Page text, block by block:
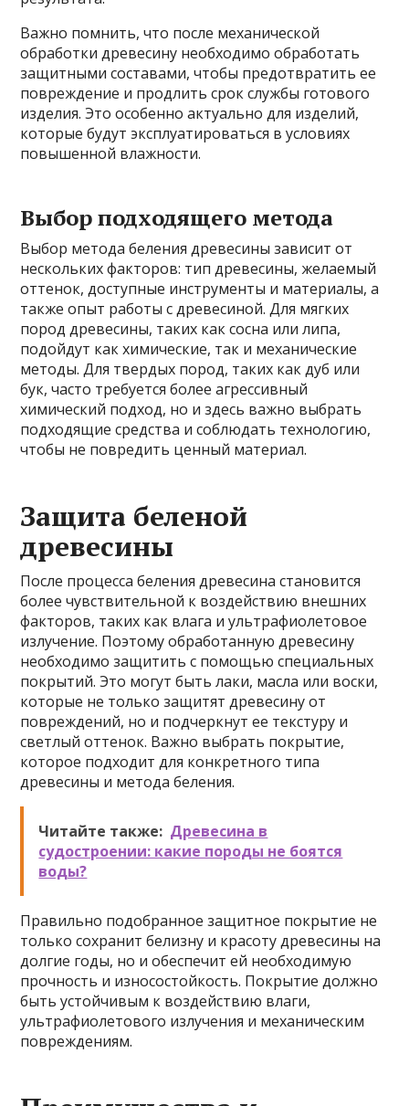
Важно помнить, что после механической
обработки древесину необходимо обработать
защитными составами, чтобы предотвратить ее
повреждение и продлить срок службы готового
изделия. Это особенно актуально для изделий,
которые будут эксплуатироваться в условиях
повышенной влажности.
Выбор подходящего метода
Выбор метода беления древесины зависит от
нескольких факторов: тип древесины, желаемый
оттенок, доступные инструменты и материалы, а
также опыт работы с древесиной. Для мягких
пород древесины, таких как сосна или липа,
подойдут как химические, так и механические
методы. Для твердых пород, таких как дуб или
бук, часто требуется более агрессивный
химический подход, но и здесь важно выбрать
подходящие средства и соблюдать технологию,
чтобы не повредить ценный материал.
Защита беленой
древесины
После процесса беления древесина становится
более чувствительной к воздействию внешних
факторов, таких как влага и ультрафиолетовое
излучение. Поэтому обработанную древесину
необходимо защитить с помощью специальных
покрытий. Это могут быть лаки, масла или воски,
которые не только защитят древесину от
повреждений, но и подчеркнут ее текстуру и
светлый оттенок. Важно выбрать покрытие,
которое подходит для конкретного типа
древесины и метода беления.
Читайте также: Древесина в
судостроении: какие породы не боятся
воды?
Правильно подобранное защитное покрытие не
только сохранит белизну и красоту древесины на
долгие годы, но и обеспечит ей необходимую
прочность и износостойкость. Покрытие должно
быть устойчивым к воздействию влаги,
ультрафиолетового излучения и механическим
повреждениям.